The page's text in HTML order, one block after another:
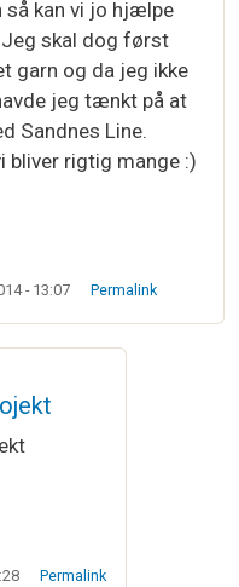
så kan vi jo hjælpe
Jeg skal dog først
garn og da jeg ikke
jeg tænkt på at
Sandnes Line.
bliver rigtig mange :)
- 13:07 Permalink
Permalink